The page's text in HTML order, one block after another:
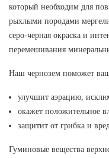
который необходим для
рыхлыми породами
серо-черная окраска и
перемешивания
Наш чернозем поможет
улучшит аэрацию,
окажет положительное
защитит от грибка и
Гуминовые вещества